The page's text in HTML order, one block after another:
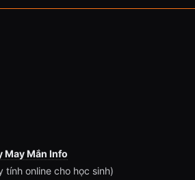
May Mắn Info
tính online cho học sinh)